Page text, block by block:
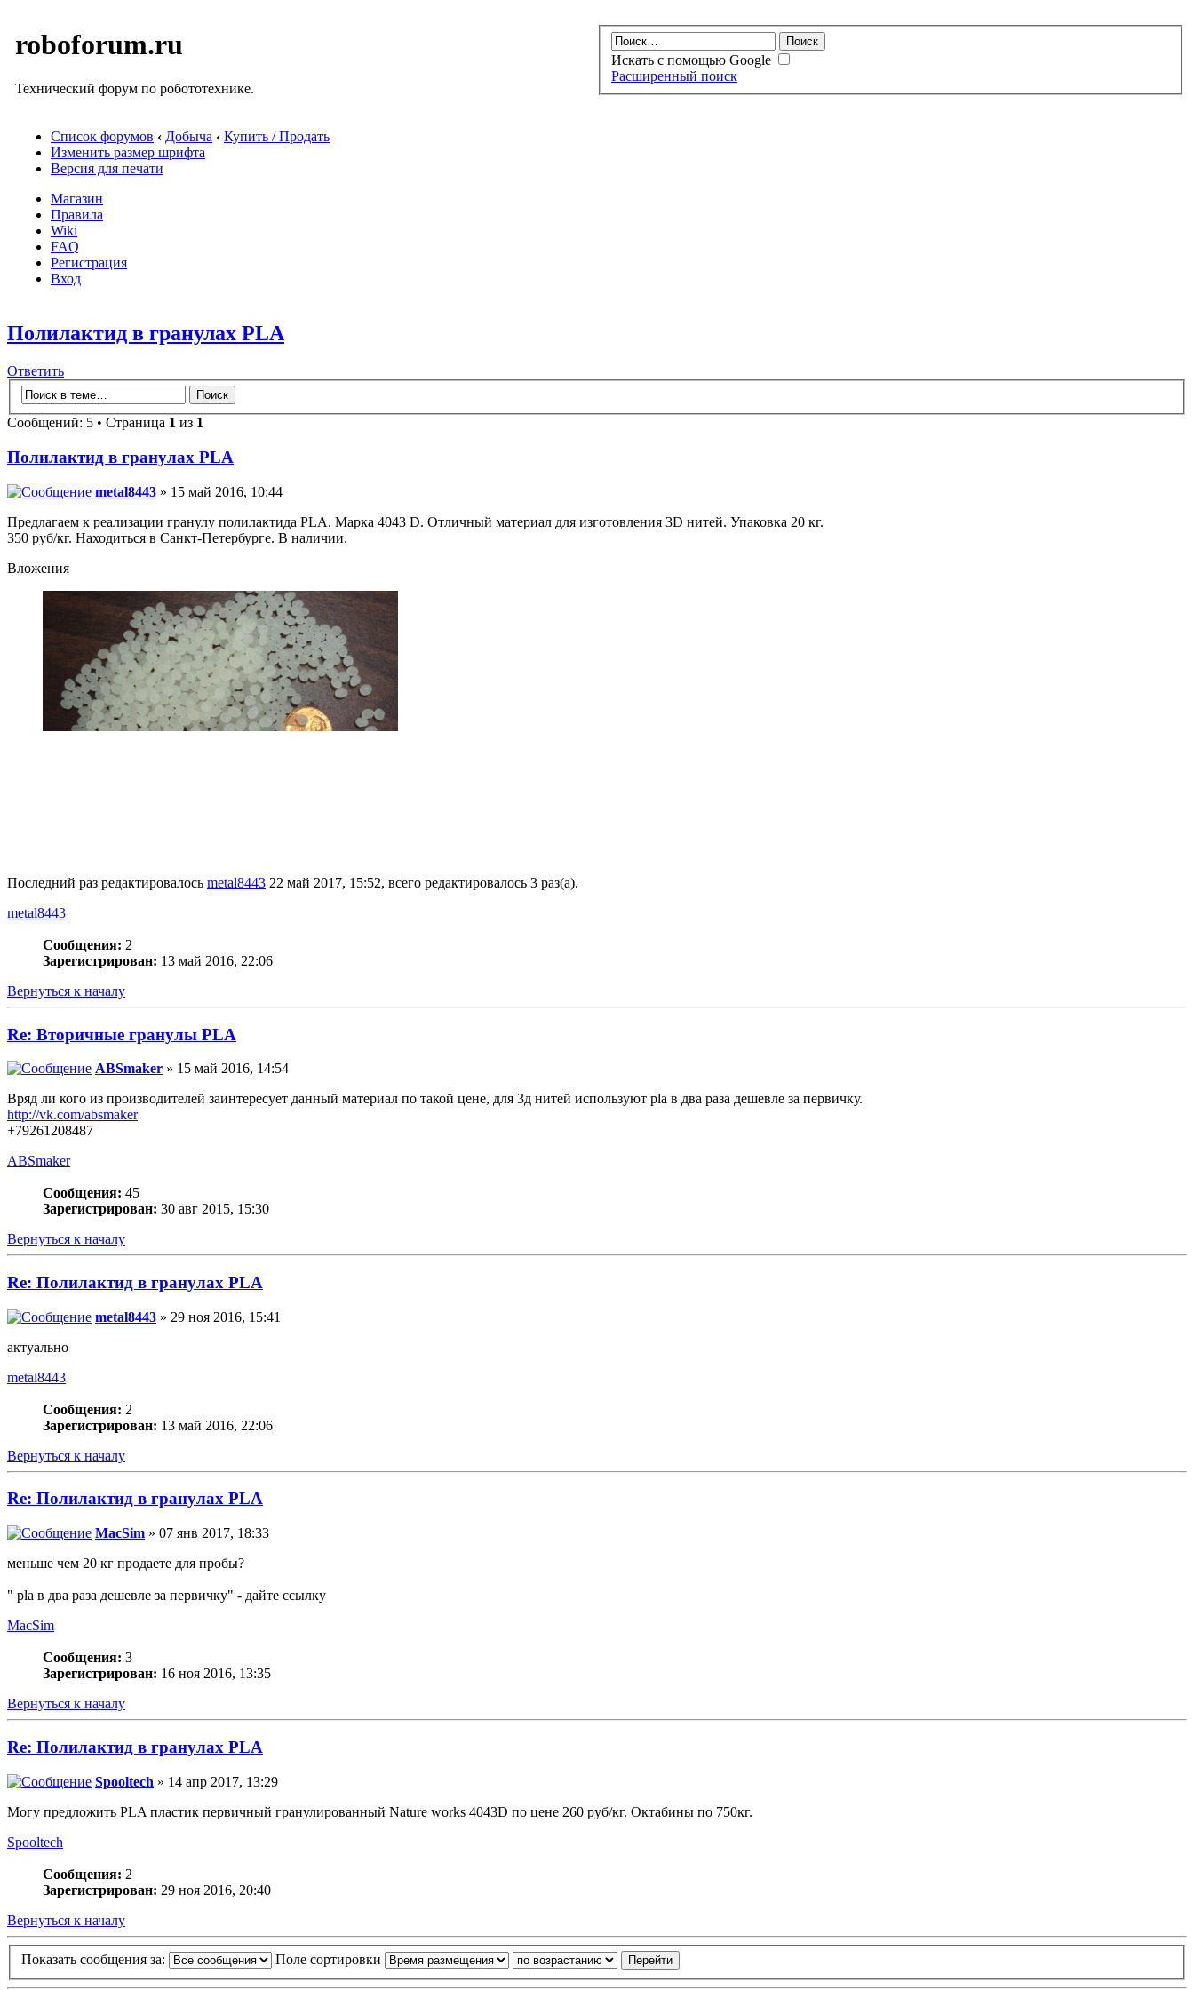
roboforum.ru
Технический форум по робототехнике.
Искать с помощью Google
Расширенный поиск
Список форумов ‹ Добыча ‹ Купить / Продать
Изменить размер шрифта
Версия для печати
Магазин
Правила
Wiki
FAQ
Регистрация
Вход
Полилактид в гранулах PLA
Ответить
Сообщений: 5 • Страница 1 из 1
Полилактид в гранулах PLA
metal8443 » 15 май 2016, 10:44
Предлагаем к реализации гранулу полилактида PLA. Марка 4043 D. Отличный материал для изготовления 3D нитей. Упаковка 20 кг.
350 руб/кг. Находиться в Санкт-Петербурге. В наличии.
Вложения
Последний раз редактировалось metal8443 22 май 2017, 15:52, всего редактировалось 3 раз(а).
metal8443
Сообщения: 2
Зарегистрирован: 13 май 2016, 22:06
Вернуться к началу
Re: Вторичные гранулы PLA
ABSmaker » 15 май 2016, 14:54
Вряд ли кого из производителей заинтересует данный материал по такой цене, для 3д нитей используют pla в два раза дешевле за первичку.
http://vk.com/absmaker
+79261208487
ABSmaker
Сообщения: 45
Зарегистрирован: 30 авг 2015, 15:30
Вернуться к началу
Re: Полилактид в гранулах PLA
metal8443 » 29 ноя 2016, 15:41
актуально
metal8443
Сообщения: 2
Зарегистрирован: 13 май 2016, 22:06
Вернуться к началу
Re: Полилактид в гранулах PLA
MacSim » 07 янв 2017, 18:33
меньше чем 20 кг продаете для пробы?
" pla в два раза дешевле за первичку" - дайте ссылку
MacSim
Сообщения: 3
Зарегистрирован: 16 ноя 2016, 13:35
Вернуться к началу
Re: Полилактид в гранулах PLA
Spooltech » 14 апр 2017, 13:29
Могу предложить PLA пластик первичный гранулированный Nature works 4043D по цене 260 руб/кг. Октабины по 750кг.
Spooltech
Сообщения: 2
Зарегистрирован: 29 ноя 2016, 20:40
Вернуться к началу
Показать сообщения за: Поле сортировки